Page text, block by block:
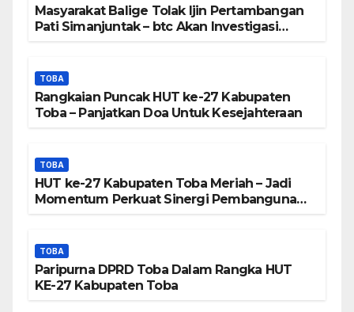
Peta DTA – Tanda Tangan
Masyarakat Diduga
Masyarakat Balige Tolak Ijin Pertambangan
Pati Simanjuntak – btc Akan Investigasi
TOBA
Rangkaian Puncak HUT ke-27 Kabupaten
Toba – Panjatkan Doa Untuk Kesejahteraan
TOBA
HUT ke-27 Kabupaten Toba Meriah – Jadi
Momentum Perkuat Sinergi Pembangunan
TOBA
Paripurna DPRD Toba Dalam Rangka HUT
KE-27 Kabupaten Toba